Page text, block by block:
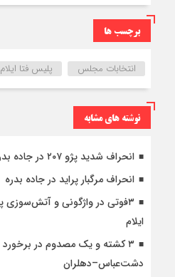
برچسب ها
انتخابات مجلس پلیس فتا ایلام
نوشته های مشابه
انحراف شدید پژو ۲۰۷ در جاده بدره/ یک نفر جان باخت
انحراف مرگبار پراید در جاده بدره
ایلام
دشت‌عباس–دهلران